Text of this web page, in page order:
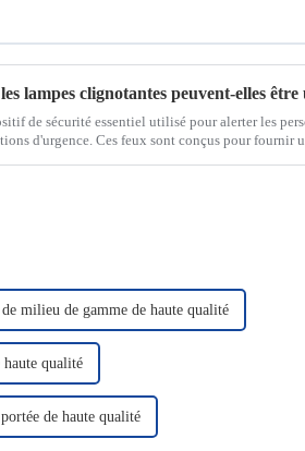
de sécurité essentiel utilisé pour alerter les
d'urgence. Ces feux sont conçus pour fournir
milieu de gamme de haute qualité
qualité
de haute qualité